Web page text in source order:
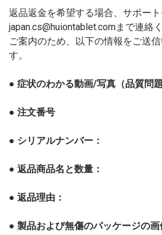
返品返金を希望する場合、サポー
japan.cs@huiontablet.comまで連絡
ご案内のため、以下の情報をご送
す。
● 症状のわかる動画/写真（品質問
● 注文番号
● シリアルナンバー：
● 返品商品名と数量：
● 返品理由：
● 製品および無傷のパッケージの画